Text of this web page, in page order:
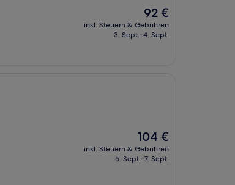
Der
Preis
beträgt
92 €
inkl. Steuern & Gebühren
3. Sept.–4. Sept.
Der
Preis
beträgt
104 €
inkl. Steuern & Gebühren
6. Sept.–7. Sept.